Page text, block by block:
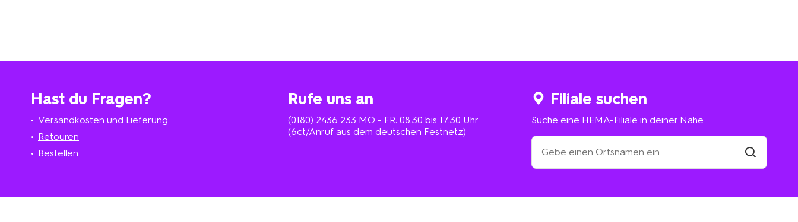
Hast du Fragen?
Versandkosten und Lieferung
Retouren
Bestellen
Rufe uns an
(0180) 2436 233 MO - FR: 08:30 bis 17:30 Uhr
(6ct/Anruf aus dem deutschen Festnetz)
Filiale suchen
Suche eine HEMA-Filiale in deiner Nähe
Suche
eine
HEMA-
deiner
Filiale